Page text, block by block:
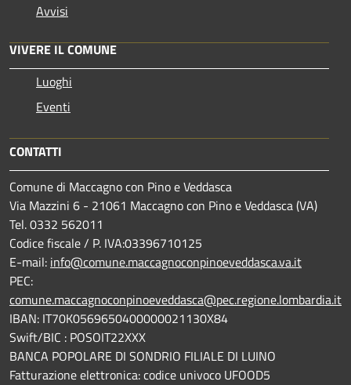
Avvisi
VIVERE IL COMUNE
Luoghi
Eventi
CONTATTI
Comune di Maccagno con Pino e Veddasca
Via Mazzini 6 - 21061 Maccagno con Pino e Veddasca (VA)
Tel. 0332 562011
Codice fiscale / P. IVA:03396710125
E-mail: info@comune.maccagnoconpinoeveddasca.va.it
PEC:
comune.maccagnoconpinoeveddasca@pec.regione.lombardia.it
IBAN: IT70K0569650400000021130X84
Swift/BIC : POSOIT22XXX
BANCA POPOLARE DI SONDRIO FILIALE DI LUINO
Fatturazione elettronica: codice univoco UFOOD5